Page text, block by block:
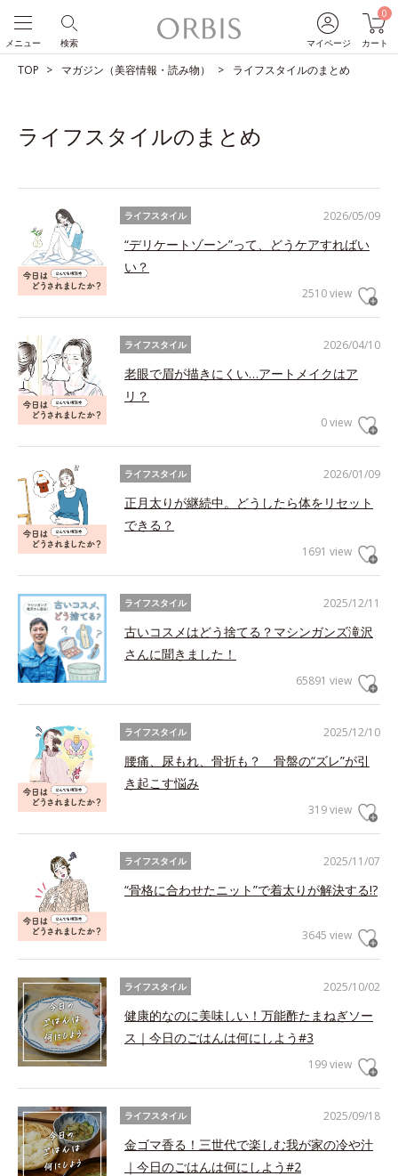
マイページ
0
カート
検索
メニュー
TOP マガジン（美容情報・読み物） ライフスタイルのまとめ
ライフスタイルのまとめ
2026/05/09
ライフスタイル
“デリケートゾーン”って、どうケアすればい
い？
2510 view
2026/04/10
ライフスタイル
老眼で眉が描きにくい…アートメイクはア
リ？
0 view
2026/01/09
ライフスタイル
正月太りが継続中。どうしたら体をリセット
できる？
1691 view
2025/12/11
ライフスタイル
古いコスメはどう捨てる？マシンガンズ滝沢
さんに聞きました！
65891 view
2025/12/10
ライフスタイル
腰痛、尿もれ、骨折も？ 骨盤の“ズレ”が引
き起こす悩み
319 view
2025/11/07
ライフスタイル
“骨格に合わせたニット”で着太りが解決する!?
3645 view
2025/10/02
ライフスタイル
健康的なのに美味しい！万能酢たまねぎソー
ス｜今日のごはんは何にしよう#3
199 view
2025/09/18
ライフスタイル
金ゴマ香る！三世代で楽しむ我が家の冷や汁
｜今日のごはんは何にしよう#2